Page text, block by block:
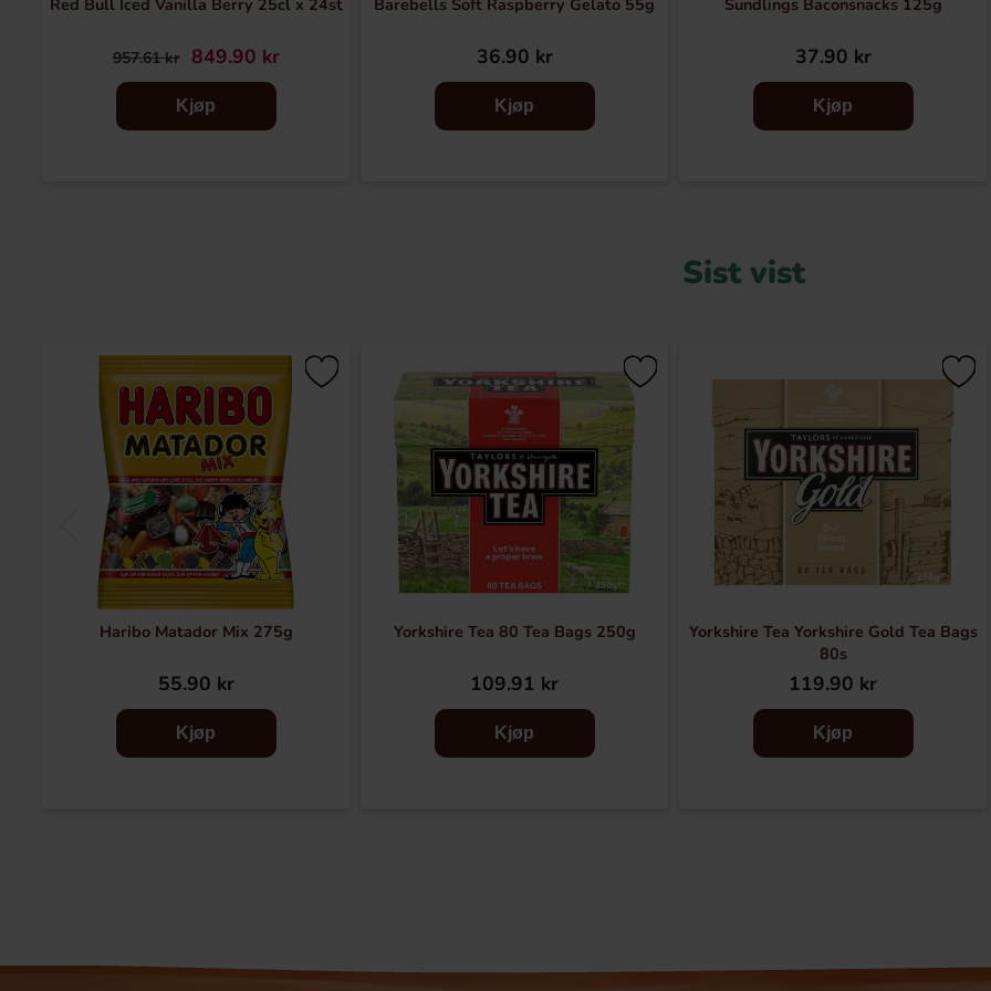
Red Bull Iced Vanilla Berry 25cl x 24st
957.61 kr 849.90 kr
Kjøp
Barebells Soft Raspberry Gelato 55g
36.90 kr
Kjøp
Sundlings Baconsnacks 125g
37.90 kr
Kjøp
Sist vist
Haribo Matador Mix 275g
55.90 kr
Kjøp
Yorkshire Tea 80 Tea Bags 250g
109.91 kr
Kjøp
Yorkshire Tea Yorkshire Gold Tea Bags
80s
119.90 kr
Kjøp